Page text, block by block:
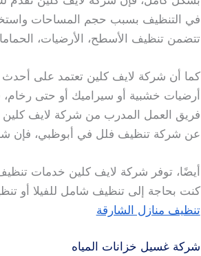
في التنظيف بسبب حجم المساحات
تتضمن تنظيف الأسطح، الأرضيات،
كما أن شركة لايف كلين تعتمد على أحدث
أرضيات خشبية أو سيراميك أو حتى
فريق العمل المدرب من شركة لايف كلين
عن شركة تنظيف فلل في أبوظبي، فإن
أيضًا، توفر شركة لايف كلين خدمات
كنت بحاجة إلى تنظيف شامل للفيلا أو
تنظيف منازل الشارقة
شركة غسيل خزانات المياه